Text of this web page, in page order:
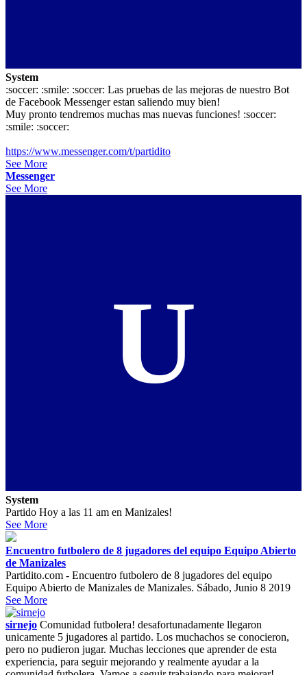
System
:soccer: :smile: :soccer: Las pruebas de las mejoras de nuestro Bot
de Facebook Messenger estan saliendo muy bien!
Muy pronto tendremos muchas mas nuevas funciones! :soccer:
:smile: :soccer:
https://www.messenger.com/t/partidito
See More
Messenger
See More
U
System
Partido Hoy a las 11 am en Manizales!
See More
Encuentro futbolero de 8 jugadores del equipo Equipo Abierto
de Manizales
Partidito.com - Encuentro futbolero de 8 jugadores del equipo
Equipo Abierto de Manizales de Manizales. Sábado, Junio 8 2019
See More
sirnejo Comunidad futbolera! desafortunadamente llegaron
unicamente 5 jugadores al partido. Los muchachos se conocieron,
pero no pudieron jugar. Muchas lecciones que aprender de esta
experiencia, para seguir mejorando y realmente ayudar a la